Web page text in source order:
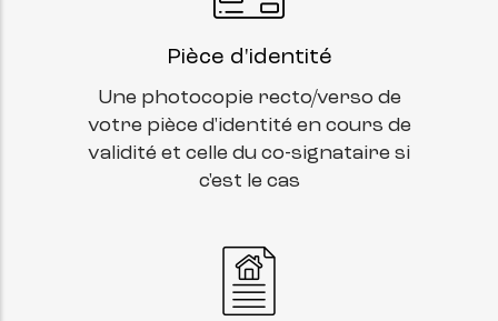
Pièce d'identité
Une photocopie recto/verso de
votre pièce d'identité en cours de
validité et celle du co-signataire si
c'est le cas